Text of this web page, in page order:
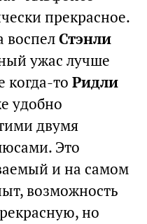
прекрасное.
воспелСтэнли
ужас лучше
когда-то Ридли
удобно
двумя
Это
и на самом
возможность
но